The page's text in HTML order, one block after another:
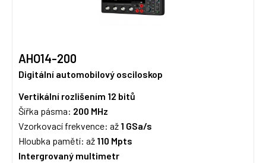
AHO14-200
Digitální automobilový osciloskop
Vertikální rozlišením 12 bitů
Šířka pásma: 200 MHz
Vzorkovací frekvence: až 1 GSa/s
Hloubka pamětí: až 110 Mpts
Intergrovaný multimetr